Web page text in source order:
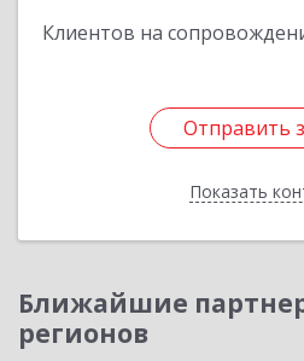
Клиентов на
Отправить
Показать
Отправить
Назад
Ближайшие
регионов